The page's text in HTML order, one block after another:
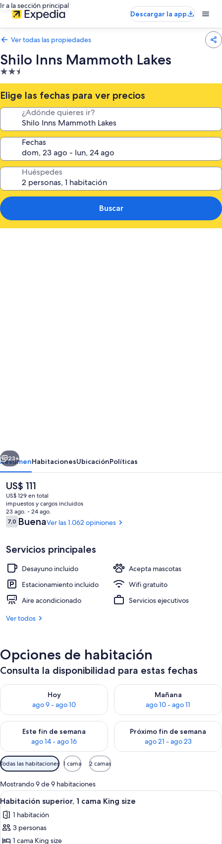
Ir a la sección principal
Descargar la app
Ver todas las propiedades
Shilo Inns Mammoth Lakes
Propiedad
de
2.5
estrellas
Elige las fechas para ver precios
¿Adónde quieres ir?
Fechas
Huéspedes
Buscar
Tabla de planchar con plancha, wifi
Siguiente
23+
ResumenHabitacionesUbicaciónPolíticas
El
precio
actual
es
de
US$ 111
US$ 111
US$ 129 en total
impuestos y cargos incluidos
23 ago. - 24 ago.
Opiniones
7,07,0 de 10
BuenaVer las 1.062 opiniones
Servicios principales
Desayuno incluido
Acepta mascotas
Estacionamiento incluido
Wifi gratuito
Aire acondicionado
Servicios ejecutivos
Ver todos
Opciones de habitación
Consulta la disponibilidad para estas fechas
Hoy
ago 9 - ago 10
Consulta la disponibilidad para hoy ago 9 - ago 10
Mañana
ago 10 - ago 11
Consulta la disponibilidad
Este fin de semana
ago 14 - ago 16
Consulta la disponibilidad para este fin de semana ago 14 -
Próximo fin de semana
ago 21 - ago 23
Consulta la disponibilidad
Filtros
disponibles
para
las
habitaciones
Todas las habitaciones 1 cama 2 camas
Mostrando 9 de 9 habitaciones
Ver
todas
las
fotos
de
Habitación de hotel con cama, sofá,
7
Habitación superior, 1 cama King size
1 habitación
3 personas
1 cama King size